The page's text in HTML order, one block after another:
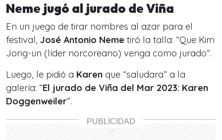
Neme jugó al jurado de Viña
En un juego de tirar nombres al azar para el
festival, José Antonio Neme tiró la talla: “Que Kim
Jong-un (líder norcoreano) venga como jurado”.
Luego, le pidió a Karen que “saludara” a la
galería: “El jurado de Viña del Mar 2023: Karen
Doggenweiler”.